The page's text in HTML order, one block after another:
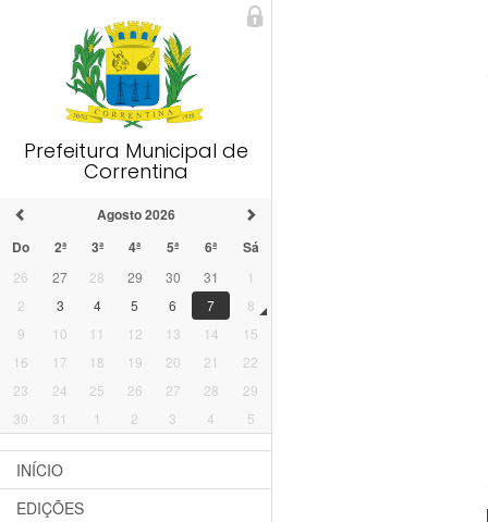
Prefeitura Municipal de
Correntina
Agosto 2026
Do
2ª 3ª 4ª 5ª 6ª Sá
26 27 28 29 30 31
1
2
3 4 5 6 7
8
9
10 11 12 13 14
15
16
17 18 19 20 21
22
23
24 25 26 27 28
29
30
31 1 2 3 4 5
INÍCIO
EDIÇÕES